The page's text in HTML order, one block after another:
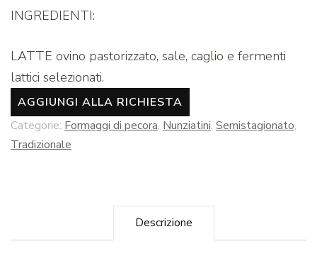
INGREDIENTI:
LATTE ovino pastorizzato, sale, caglio e fermenti
lattici selezionati.
AGGIUNGI ALLA RICHIESTA
Categorie: Formaggi di pecora, Nunziatini, Semistagionato,
Tradizionale
Descrizione